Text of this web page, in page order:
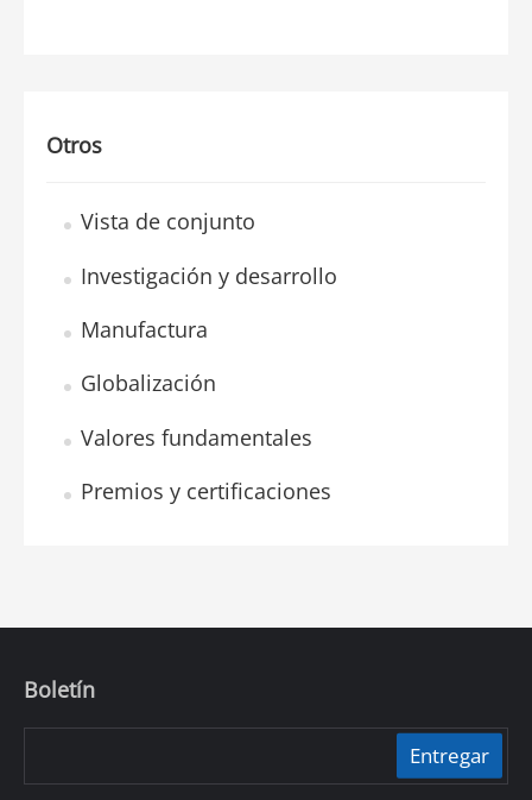
Otros
Vista de conjunto
Investigación y desarrollo
Manufactura
Globalización
Valores fundamentales
Premios y certificaciones
Boletín
Entregar